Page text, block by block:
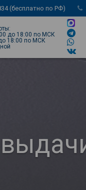
(бесплатно по РФ)
до 18:00 по МСК
18:00 по МСК